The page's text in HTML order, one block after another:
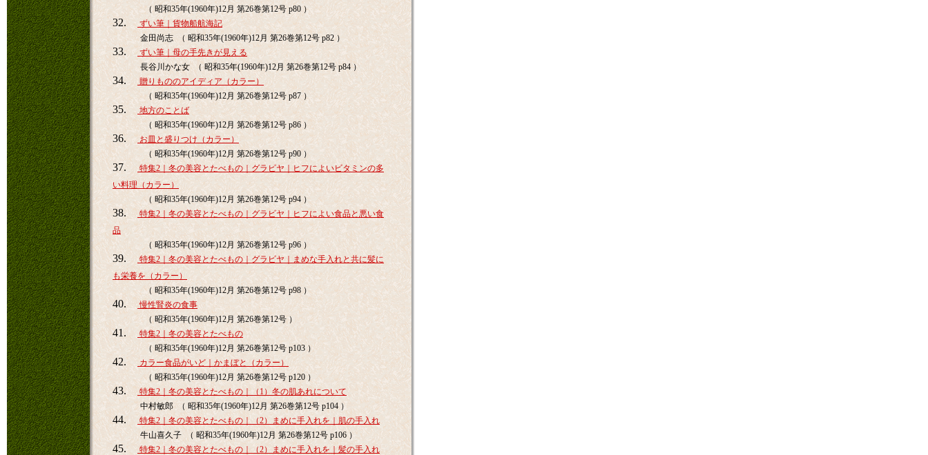
（ 昭和35年(1960年)12月 第26巻第12号 p80 ）
32.
ずい筆｜貨物船航海記
金田尚志 （ 昭和35年(1960年)12月 第26巻第12号 p82 ）
33.
ずい筆｜母の手先きが見える
長谷川かな女 （ 昭和35年(1960年)12月 第26巻第12号 p84 ）
34.
贈りもののアイディア（カラー）
（ 昭和35年(1960年)12月 第26巻第12号 p87 ）
35.
地方のことば
（ 昭和35年(1960年)12月 第26巻第12号 p86 ）
36.
お皿と盛りつけ（カラー）
（ 昭和35年(1960年)12月 第26巻第12号 p90 ）
37.
特集2｜冬の美容とたべもの｜グラビヤ｜ヒフによいビタミンの多
い料理（カラー）
（ 昭和35年(1960年)12月 第26巻第12号 p94 ）
38.
特集2｜冬の美容とたべもの｜グラビヤ｜ヒフによい食品と悪い食
品
（ 昭和35年(1960年)12月 第26巻第12号 p96 ）
39.
特集2｜冬の美容とたべもの｜グラビヤ｜まめな手入れと共に髪に
も栄養を（カラー）
（ 昭和35年(1960年)12月 第26巻第12号 p98 ）
40.
慢性腎炎の食事
（ 昭和35年(1960年)12月 第26巻第12号 ）
41.
特集2｜冬の美容とたべもの
（ 昭和35年(1960年)12月 第26巻第12号 p103 ）
42.
カラー食品がいど｜かまぼと（カラー）
（ 昭和35年(1960年)12月 第26巻第12号 p120 ）
43.
特集2｜冬の美容とたべもの｜（1）冬の肌あれについて
中村敏郎 （ 昭和35年(1960年)12月 第26巻第12号 p104 ）
44.
特集2｜冬の美容とたべもの｜（2）まめに手入れを｜肌の手入れ
牛山喜久子 （ 昭和35年(1960年)12月 第26巻第12号 p106 ）
45.
特集2｜冬の美容とたべもの｜（2）まめに手入れを｜髪の手入れ